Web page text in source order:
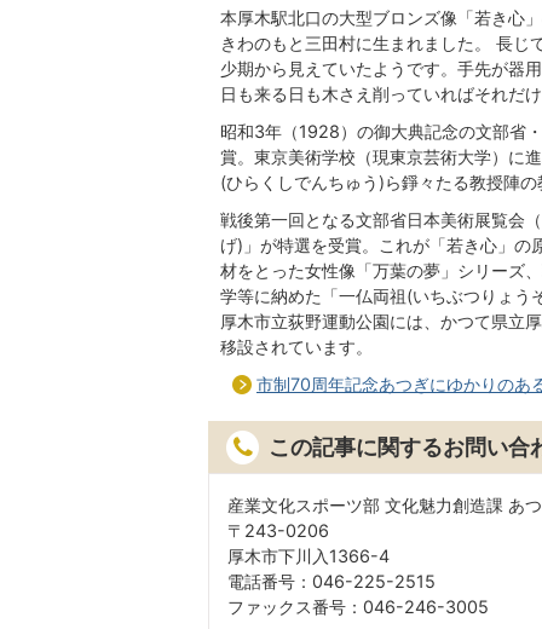
本厚木駅北口の大型ブロンズ像「若き心
きわのもと三田村に生まれました。 長じ
少期から見えていたようです。手先が器
日も来る日も木さえ削っていればそれだ
昭和3年（1928）の御大典記念の文部省
賞。東京美術学校（現東京芸術大学）に
(ひらくしでんちゅう)ら錚々たる教授陣の
戦後第一回となる文部省日本美術展覧会
げ)」が特選を受賞。これが「若き心」の
材をとった女性像「万葉の夢」シリーズ
学等に納めた「一仏両祖(いちぶつりょう
厚木市立荻野運動公園には、かつて県立
移設されています。
市制70周年記念あつぎにゆかりのあ
この記事に関するお問い合
産業文化スポーツ部 文化魅力創造課 あ
〒243-0206
厚木市下川入1366-4
電話番号：046-225-2515
ファックス番号：046-246-3005